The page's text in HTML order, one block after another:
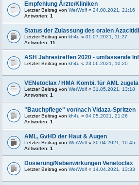
Empfehlung Ärzte/Kliniken
Letzter Beitrag von WerWolf « 24.08.2021, 21:16
Antworten: 1
Status der Zulassung des oralen
Letzter Beitrag von kh4u « 01.07.2021, 11:27
Antworten: 11
ASH Jahrestreffen 2020 - umfassende
Letzter Beitrag von kh4u « 23.06.2021, 10:20
VENetoclax / HMA Kombi. für AML
Letzter Beitrag von WerWolf « 31.05.2021, 13:18
Antworten: 1
"Bauchpflege" vor/nach Vidaza-Spritzen
Letzter Beitrag von kh4u « 04.05.2021, 21:26
Antworten: 1
AML, GvHD der Haut & Augen
Letzter Beitrag von WerWolf « 30.04.2021, 10:45
Antworten: 1
Dosierung/Nebenwirkungen Venetoclax
Letzter Beitrag von WerWolf « 14.04.2021, 13:33